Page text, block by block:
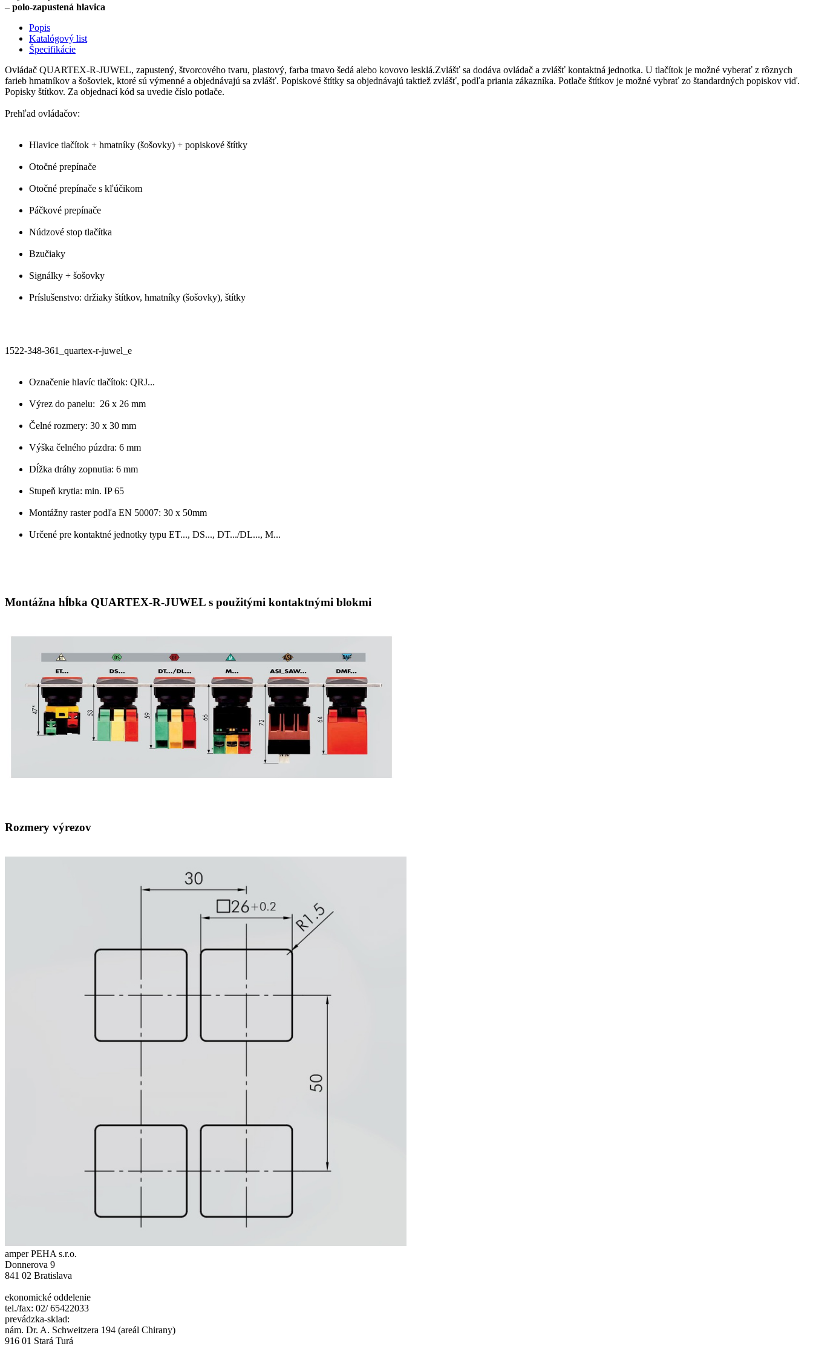
– polo-zapustená hlavica
Popis
Katalógový list
Špecifikácie
Ovládač QUARTEX-R-JUWEL, zapustený, štvorcového tvaru, plastový, farba tmavo šedá alebo kovovo lesklá.Zvlášť sa dodáva ovládač a zvlášť kontaktná jednotka. U tlačítok je možné vyberať z rôznych
farieb hmatníkov a šošoviek, ktoré sú výmenné a objednávajú sa zvlášť. Popiskové štítky sa objednávajú taktiež zvlášť, podľa priania zákazníka. Potlače štítkov je možné vybrať zo štandardných popiskov viď.
Popisky štítkov. Za objednací kód sa uvedie číslo potlače.
Prehľad ovládačov:
Hlavice tlačítok + hmatníky (šošovky) + popiskové štítky
Otočné prepínače
Otočné prepínače s kľúčikom
Páčkové prepínače
Núdzové stop tlačítka
Bzučiaky
Signálky + šošovky
Príslušenstvo: držiaky štítkov, hmatníky (šošovky), štítky
1522-348-361_quartex-r-juwel_e
Označenie hlavíc tlačítok: QRJ...
Výrez do panelu: 26 x 26 mm
Čelné rozmery: 30 x 30 mm
Výška čelného púzdra: 6 mm
Dĺžka dráhy zopnutia: 6 mm
Stupeň krytia: min. IP 65
Montážny raster podľa EN 50007: 30 x 50mm
Určené pre kontaktné jednotky typu ET..., DS..., DT.../DL..., M...
Montážna hĺbka QUARTEX-R-JUWEL s použitými kontaktnými blokmi
Rozmery výrezov
amper PEHA s.r.o.
Donnerova 9
841 02 Bratislava
ekonomické oddelenie
tel./fax: 02/ 65422033
prevádzka-sklad:
nám. Dr. A. Schweitzera 194 (areál Chirany)
916 01 Stará Turá